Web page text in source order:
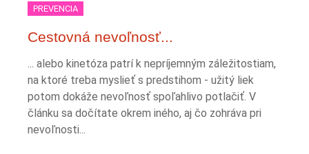
PREVENCIA
Cestovná nevoľnosť...
... alebo kinetóza patrí k nepríjemným záležitostiam,
na ktoré treba myslieť s predstihom - užitý liek
potom dokáže nevoľnosť spoľahlivo potlačiť. V
článku sa dočítate okrem iného, aj čo zohráva pri
nevoľnosti...